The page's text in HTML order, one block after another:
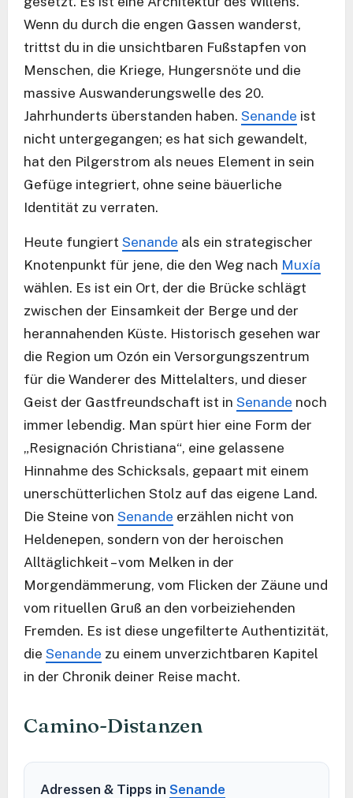
Wenn du durch die engen Gassen wanderst,
trittst du in die unsichtbaren Fußstapfen von
Menschen, die Kriege, Hungersnöte und die
massive Auswanderungswelle des 20.
Jahrhunderts überstanden haben. Senande ist
nicht untergegangen; es hat sich gewandelt,
hat den Pilgerstrom als neues Element in sein
Gefüge integriert, ohne seine bäuerliche
Identität zu verraten.
Heute fungiert Senande als ein strategischer
Knotenpunkt für jene, die den Weg nach Muxía
wählen. Es ist ein Ort, der die Brücke schlägt
zwischen der Einsamkeit der Berge und der
herannahenden Küste. Historisch gesehen war
die Region um Ozón ein Versorgungszentrum
für die Wanderer des Mittelalters, und dieser
Geist der Gastfreundschaft ist in Senande noch
immer lebendig. Man spürt hier eine Form der
„Resignación Christiana“, eine gelassene
Hinnahme des Schicksals, gepaart mit einem
unerschütterlichen Stolz auf das eigene Land.
Die Steine von Senande erzählen nicht von
Heldenepen, sondern von der heroischen
Alltäglichkeit – vom Melken in der
Morgendämmerung, vom Flicken der Zäune und
vom rituellen Gruß an den vorbeiziehenden
Fremden. Es ist diese ungefilterte Authentizität,
die Senande zu einem unverzichtbaren Kapitel
in der Chronik deiner Reise macht.
Camino-Distanzen
Adressen & Tipps in Senande